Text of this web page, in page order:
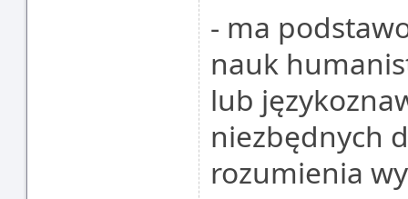
- ma
nauk
lub
niezbędnych
rozumienia